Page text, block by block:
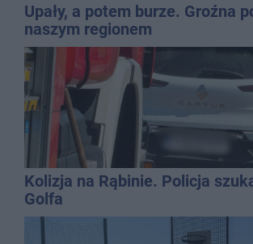
Upały, a potem burze. Groźna
naszym regionem
Kolizja na Rąbinie. Policja
Golfa